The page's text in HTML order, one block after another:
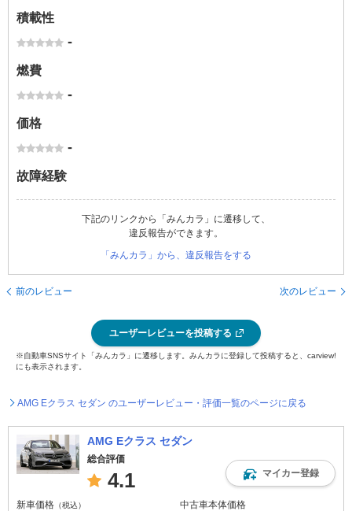
積載性
-
燃費
-
価格
-
故障経験
下記のリンクから「みんカラ」に遷移して、
違反報告ができます。
「みんカラ」から、違反報告をする
前のレビュー 次のレビュー
ユーザーレビューを投稿する
※自動車SNSサイト「みんカラ」に遷移します。みんカラに登録して投稿すると、carview!
にも表示されます。
AMG Eクラス セダン のユーザーレビュー・評価一覧のページに戻る
AMG Eクラス セダン
総合評価
4.1 マイカー登録
新車価格 （税込） 中古車本体価格